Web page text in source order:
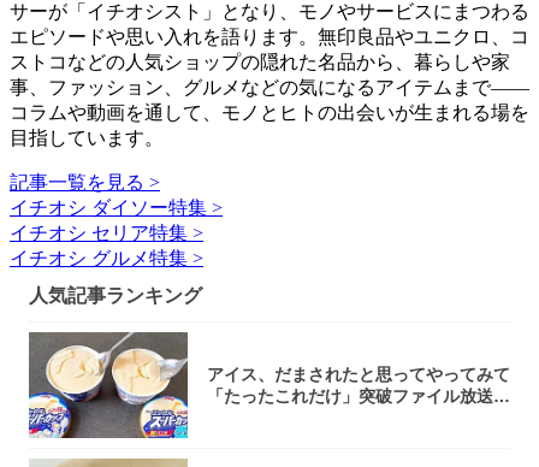
サーが「イチオシスト」となり、モノやサービスにまつわる
エピソードや思い入れを語ります。無印良品やユニクロ、コ
ストコなどの人気ショップの隠れた名品から、暮らしや家
事、ファッション、グルメなどの気になるアイテムまで――
コラムや動画を通して、モノとヒトの出会いが生まれる場を
目指しています。
記事一覧を見る >
イチオシ ダイソー特集 >
イチオシ セリア特集 >
イチオシ グルメ特集 >
人気記事ランキング
アイス、だまされたと思ってやってみて
「たったこれだけ」突破ファイル放送で